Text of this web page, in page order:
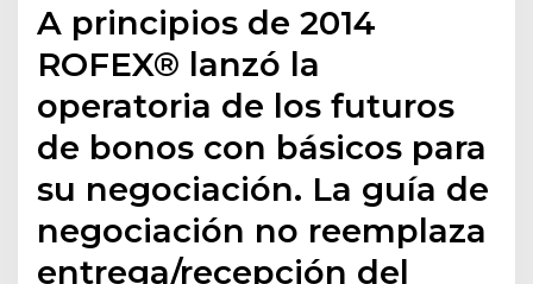
A principios de 2014
ROFEX® lanzó la
operatoria de los futuros
de bonos con básicos para
su negociación. La guía de
negociación no reemplaza
entrega/recepción del